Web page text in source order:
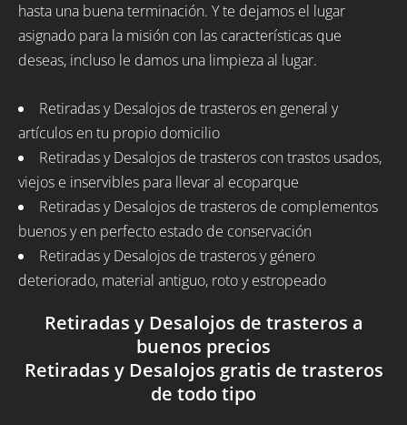
hasta una buena terminación. Y te dejamos el lugar
asignado para la misión con las características que
deseas, incluso le damos una limpieza al lugar.
Retiradas y Desalojos de trasteros en general y
artículos en tu propio domicilio
Retiradas y Desalojos de trasteros con trastos usados,
viejos e inservibles para llevar al ecoparque
Retiradas y Desalojos de trasteros de complementos
buenos y en perfecto estado de conservación
Retiradas y Desalojos de trasteros y género
deteriorado, material antiguo, roto y estropeado
Retiradas y Desalojos de trasteros a
buenos precios
Retiradas y Desalojos gratis de trasteros
de todo tipo